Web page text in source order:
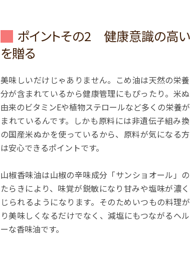
ポイントその2 健康意識の高
を贈る
美味しいだけじゃありません。こめ油は天然の栄
分が含まれているから健康管理にもぴったり。米
由来のビタミンEや植物ステロールなど多くの栄養
まれているんです。しかも原料には非遺伝子組み
の国産米ぬかを使っているから、原料が気になる
は安心できるポイントです。
山椒香味油は山椒の辛味成分「サンショオール」
たらきにより、味覚が鋭敏になり甘みや塩味が濃
じられるようになります。そのためいつもの料理
り美味しくなるだけでなく、減塩にもつながるヘ
ーな香味油です。